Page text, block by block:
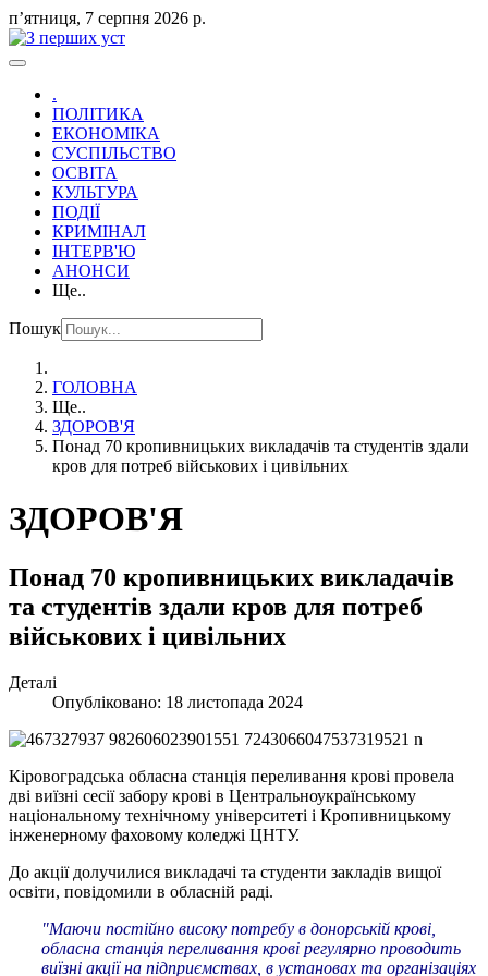
пʼятниця, 7 серпня 2026 р.
.
ПОЛІТИКА
ЕКОНОМІКА
СУСПІЛЬСТВО
ОСВІТА
КУЛЬТУРА
ПОДІЇ
КРИМІНАЛ
ІНТЕРВ'Ю
АНОНСИ
Ще..
Пошук
ГОЛОВНА
Ще..
ЗДОРОВ'Я
Понад 70 кропивницьких викладачів та студентів здали
кров для потреб військових і цивільних
ЗДОРОВ'Я
Понад 70 кропивницьких викладачів
та студентів здали кров для потреб
військових і цивільних
Деталі
Опубліковано: 18 листопада 2024
Кіровоградська обласна станція переливання крові провела
дві виїзні сесії забору крові в Центральноукраїнському
національному технічному університеті і Кропивницькому
інженерному фаховому коледжі ЦНТУ.
До акції долучилися викладачі та студенти закладів вищої
освіти, повідомили в обласній раді.
"Маючи постійно високу потребу в донорській крові,
обласна станція переливання крові регулярно проводить
виїзні акції на підприємствах, в установах та організаціях